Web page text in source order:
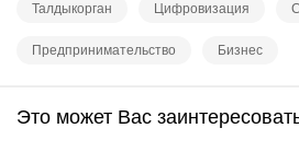
Талдыкорган Цифровизация
Предпринимательство Бизнес
Это может Вас